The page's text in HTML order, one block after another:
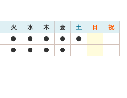
火 水 木 金 土 日 祝